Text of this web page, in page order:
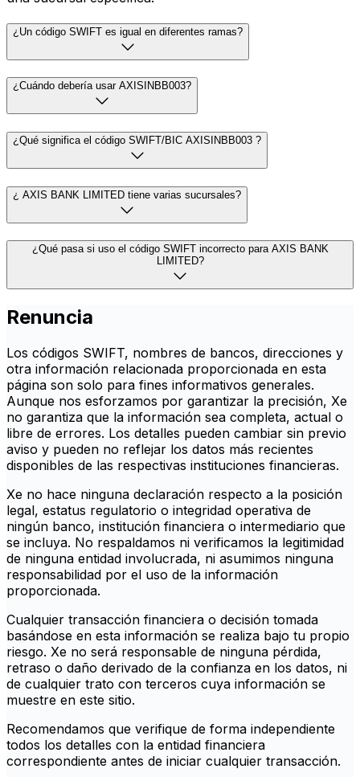
¿Un código SWIFT es igual en diferentes ramas?
¿Cuándo debería usar AXISINBB003?
¿Qué significa el código SWIFT/BIC AXISINBB003 ?
¿ AXIS BANK LIMITED tiene varias sucursales?
¿Qué pasa si uso el código SWIFT incorrecto para AXIS BANK
LIMITED?
Renuncia
Los códigos SWIFT, nombres de bancos, direcciones y
otra información relacionada proporcionada en esta
página son solo para fines informativos generales.
Aunque nos esforzamos por garantizar la precisión, Xe
no garantiza que la información sea completa, actual o
libre de errores. Los detalles pueden cambiar sin previo
aviso y pueden no reflejar los datos más recientes
disponibles de las respectivas instituciones financieras.
Xe no hace ninguna declaración respecto a la posición
legal, estatus regulatorio o integridad operativa de
ningún banco, institución financiera o intermediario que
se incluya. No respaldamos ni verificamos la legitimidad
de ninguna entidad involucrada, ni asumimos ninguna
responsabilidad por el uso de la información
proporcionada.
Cualquier transacción financiera o decisión tomada
basándose en esta información se realiza bajo tu propio
riesgo. Xe no será responsable de ninguna pérdida,
retraso o daño derivado de la confianza en los datos, ni
de cualquier trato con terceros cuya información se
muestre en este sitio.
Recomendamos que verifique de forma independiente
todos los detalles con la entidad financiera
correspondiente antes de iniciar cualquier transacción.